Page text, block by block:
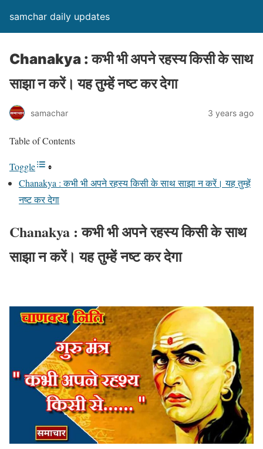
samchar daily updates
Chanakya : कभी भी अपने रहस्य किसी के साथ
साझा न करें। यह तुम्हें नष्ट कर देगा
samachar 3 years ago
Table of Contents
Toggle
Chanakya : कभी भी अपने रहस्य किसी के साथ साझा न करें। यह तुम्हें
नष्ट कर देगा
Chanakya : कभी भी अपने रहस्य किसी के साथ
साझा न करें। यह तुम्हें नष्ट कर देगा